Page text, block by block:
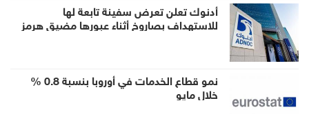
أدنوك تعلن تعرض سفينة تابعة لها
للاستهداف بصاروخ أثناء عبورها مضيق هرمز
نمو قطاع الخدمات في أوروبا بنسبة 0.8 %
خلال مايو